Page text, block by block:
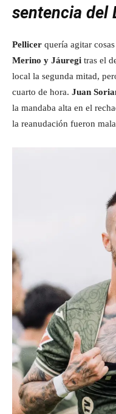
sentencia del
Pellicer quería agitar
Merino y Jáuregi tras el
local la segunda mitad,
cuarto de hora. Juan
la mandaba alta en el
la reanudación fueron